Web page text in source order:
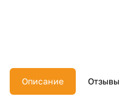
Описание Отзывы